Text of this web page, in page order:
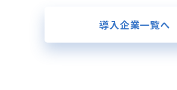
導入企業一覧へ